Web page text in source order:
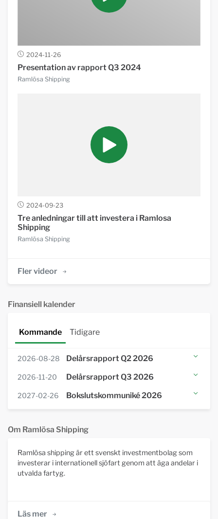
2024-11-26
Presentation av rapport Q3 2024
Ramlösa Shipping
2024-09-23
Tre anledningar till att investera i Ramlosa
Shipping
Ramlösa Shipping
Fler videor
Finansiell kalender
Kommande Tidigare
2026-08-28 Delårsrapport Q2 2026
Lägg till i kalender (iCal)
Lägg till i Googlekalender
2026-11-20 Delårsrapport Q3 2026
Lägg till i kalender (iCal)
2027-02-26 Bokslutskommuniké 2026
Om Ramlösa Shipping
Ramlösa shipping är ett svenskt investmentbolag som
investerar i internationell sjöfart genom att äga andelar i
utvalda fartyg.
Läs mer